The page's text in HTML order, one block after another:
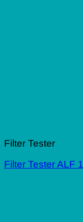
Filter Tester
Filter Tester ALF